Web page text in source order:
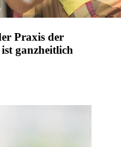
Praxis der
ganzheitlich